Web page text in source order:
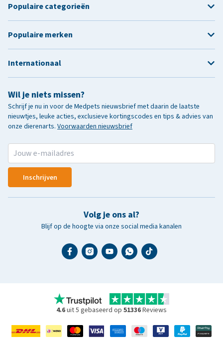
Wil je niets missen?
Schrijf je nu in voor de Medpets nieuwsbrief met daarin de laatste
nieuwtjes, leuke acties, exclusieve kortingscodes en tips & advies van
onze dierenarts. Voorwaarden nieuwsbrief
Inschrijven
Volg je ons al?
Blijf op de hoogte via onze social media kanalen
Populaire categorieën
Populaire merken
Internationaal
4.6uit 5 gebaseerd op 51336Reviews